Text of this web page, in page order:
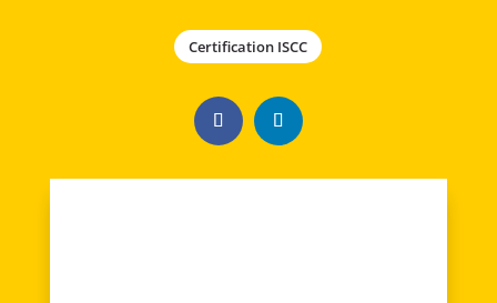
Certification ISCC